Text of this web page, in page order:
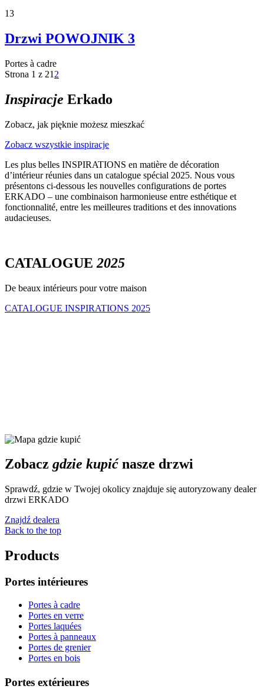
13
Drzwi POWOJNIK 3
Portes à cadre
Strona 1 z 21 2
Inspiracje Erkado
Zobacz, jak pięknie możesz mieszkać
Zobacz wszystkie inspiracje
Les plus belles INSPIRATIONS en matière de décoration
d’intérieur réunies dans un catalogue spécial 2025. Nous vous
présentons ci-dessous les nouvelles configurations de portes
ERKADO – une combinaison harmonieuse entre esthétique et
fonctionnalité, entre les meilleures traditions et des innovations
audacieuses.
CATALOGUE 2025
De beaux intérieurs pour votre maison
CATALOGUE INSPIRATIONS 2025
Zobacz gdzie kupićnasze drzwi
Sprawdź, gdzie w Twojej okolicy znajduje się autoryzowany dealer
drzwi ERKADO
Znajdź dealera
Back to the top
Products
Portes intérieures
Portes à cadre
Portes en verre
Portes laquées
Portes à panneaux
Portes de grenier
Portes en bois
Portes extérieures